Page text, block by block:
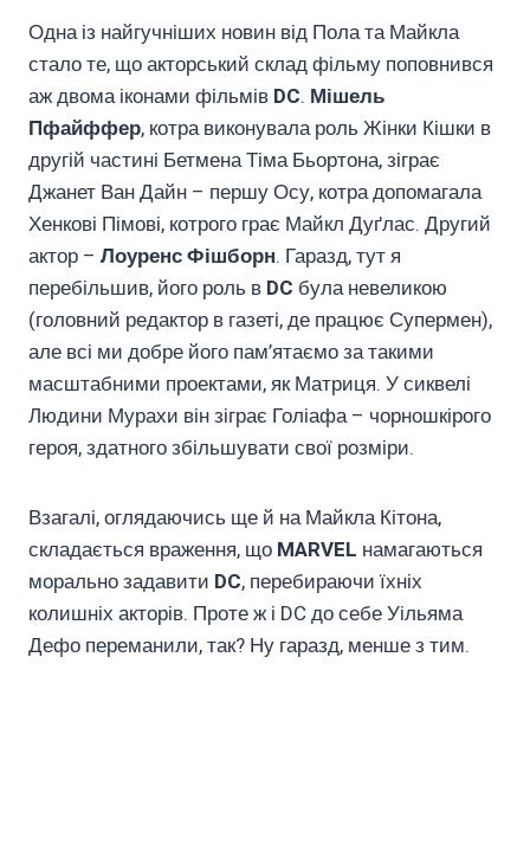
Одна із найгучніших новин від Пола та Майкла
стало те, що акторський склад фільму поповнився
аж двома іконами фільмів DC. Мішель
Пфайффер, котра виконувала роль Жінки Кішки в
другій частині Бетмена Тіма Бьортона, зіграє
Джанет Ван Дайн – першу Осу, котра допомагала
Хенкові Пімові, котрого грає Майкл Дуґлас. Другий
актор – Лоуренс Фішборн. Гаразд, тут я
перебільшив, його роль в DC була невеликою
(головний редактор в газеті, де працює Супермен),
але всі ми добре його пам’ятаємо за такими
масштабними проектами, як Матриця. У сиквелі
Людини Мурахи він зіграє Голіафа – чорношкірого
героя, здатного збільшувати свої розміри.
Взагалі, оглядаючись ще й на Майкла Кітона,
складається враження, що MARVEL намагаються
морально задавити DC, перебираючи їхніх
колишніх акторів. Проте ж і DC до себе Уільяма
Дефо переманили, так? Ну гаразд, менше з тим.